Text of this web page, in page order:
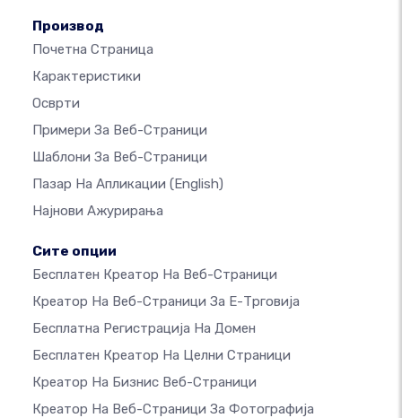
Производ
Почетна Страница
Карактеристики
Осврти
Примери За Веб-Страници
Шаблони За Веб-Страници
Пазар На Апликации (English)
Најнови Ажурирања
Сите опции
Бесплатен Креатор На Веб-Страници
Креатор На Веб-Страници За Е-Трговија
Бесплатна Регистрација На Домен
Бесплатен Креатор На Целни Страници
Креатор На Бизнис Веб-Страници
Креатор На Веб-Страници За Фотографија